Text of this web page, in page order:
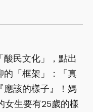
酸民文化」，點出
的「框架」：「真
應該的樣子』！媽
女生要有25歲的樣